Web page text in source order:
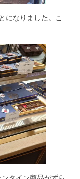
になりました。こ